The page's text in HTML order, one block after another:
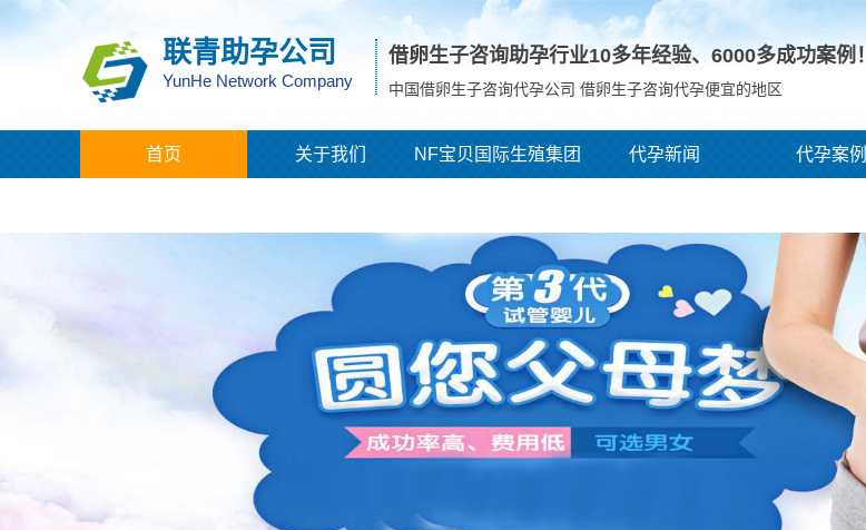
联青助孕公司
YunHe Network Company
借卵生子咨询助孕行业10多年经验、 6000多成功案例！
中国借卵生子咨询代孕公司 借卵生子咨询代孕便宜的地区
首页 关于我们 NF宝贝国际生殖集团 代孕新闻 代孕案例